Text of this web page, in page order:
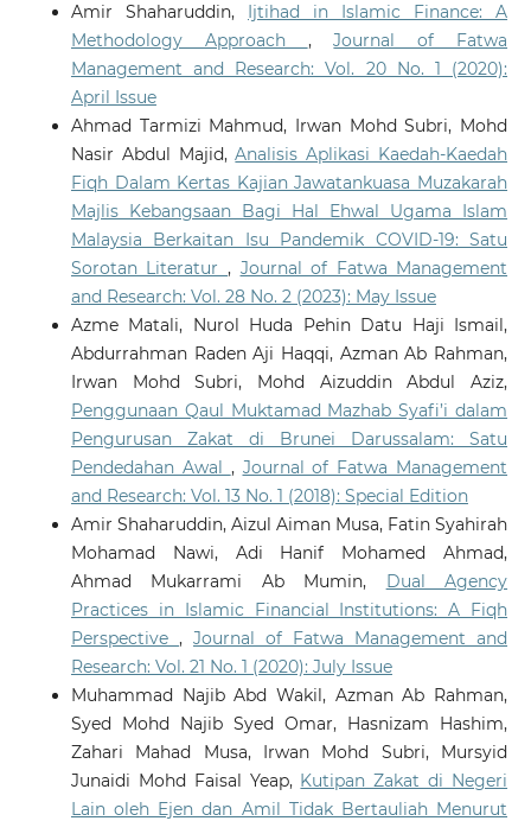
Amir Shaharuddin, Ijtihad in Islamic Finance: A
Methodology Approach ,Journal of Fatwa
Management and Research: Vol. 20 No. 1 (2020):
April Issue
Ahmad Tarmizi Mahmud, Irwan Mohd Subri, Mohd
Nasir Abdul Majid,Analisis Aplikasi Kaedah-Kaedah
Fiqh Dalam Kertas Kajian Jawatankuasa Muzakarah
Majlis Kebangsaan Bagi Hal Ehwal Ugama Islam
Malaysia Berkaitan Isu Pandemik COVID-19: Satu
Sorotan Literatur , Journal of Fatwa Management
and Research: Vol. 28 No. 2 (2023): May Issue
Azme Matali, Nurol Huda Pehin Datu Haji Ismail,
Abdurrahman Raden Aji Haqqi, Azman Ab Rahman,
Irwan Mohd Subri, Mohd Aizuddin Abdul Aziz,
Penggunaan Qaul Muktamad Mazhab Syafi’i dalam
Pengurusan Zakat di Brunei Darussalam: Satu
Pendedahan Awal , Journal of Fatwa Management
and Research: Vol. 13 No. 1 (2018): Special Edition
Amir Shaharuddin, Aizul Aiman Musa, Fatin Syahirah
Mohamad Nawi, Adi Hanif Mohamed Ahmad,
Ahmad Mukarrami Ab Mumin, Dual Agency
Practices in Islamic Financial Institutions: A Fiqh
Perspective , Journal of Fatwa Management and
Research: Vol. 21 No. 1 (2020): July Issue
Muhammad Najib Abd Wakil, Azman Ab Rahman,
Syed Mohd Najib Syed Omar, Hasnizam Hashim,
Zahari Mahad Musa, Irwan Mohd Subri, Mursyid
Junaidi Mohd Faisal Yeap, Kutipan Zakat di Negeri
Lain oleh Ejen dan Amil Tidak Bertauliah Menurut